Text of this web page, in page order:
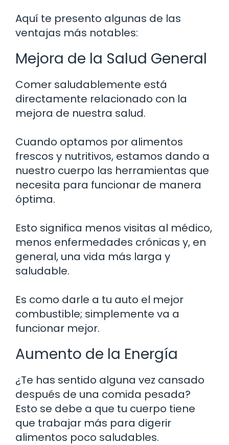
Aquí te presento algunas de las
ventajas más notables:
Mejora de la Salud General
Comer saludablemente está
directamente relacionado con la
mejora de nuestra salud.
Cuando optamos por alimentos
frescos y nutritivos, estamos dando a
nuestro cuerpo las herramientas que
necesita para funcionar de manera
óptima.
Esto significa menos visitas al médico,
menos enfermedades crónicas y, en
general, una vida más larga y
saludable.
Es como darle a tu auto el mejor
combustible; simplemente va a
funcionar mejor.
Aumento de la Energía
¿Te has sentido alguna vez cansado
después de una comida pesada?
Esto se debe a que tu cuerpo tiene
que trabajar más para digerir
alimentos poco saludables.